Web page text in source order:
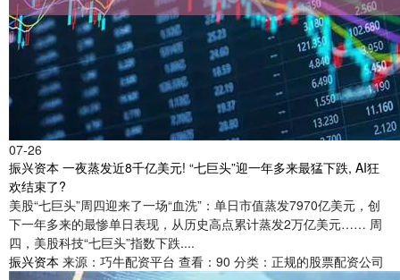
07-26
振兴资本 一夜蒸发近8千亿美元! “七巨头”迎一年多来最猛下跌, AI狂
欢结束了?
美股“七巨头”周四迎来了一场“血洗”：单日市值蒸发7970亿美元，创
下一年多来的最惨单日表现，从历史高点累计蒸发2万亿美元…… 周
四，美股科技“七巨头”指数下跌....
振兴资本 来源：巧牛配资平台 查看：90 分类：正规的股票配资公司